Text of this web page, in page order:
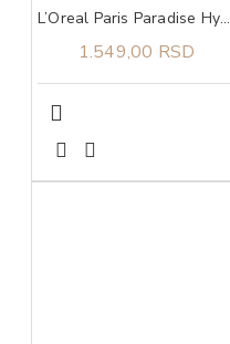
L’Oreal Paris Paradise Hyaluron Tint serum za usne u boji 601 Worth It
1.549,00 RSD